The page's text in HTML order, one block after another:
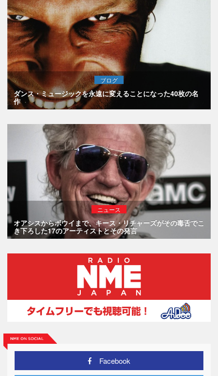
ブログ
ダンス・ミュージックを永遠に変えることになった40枚の名
作
ニュース
オアシスからボウイまで、キース・リチャーズがその毒舌でこ
き下ろした17のアーティストとその発言
Facebook